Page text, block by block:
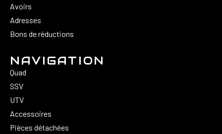
Avoirs
Adresses
Bons de réductions
NAVIGATION
Quad
SSV
UTV
Accessoires
Pièces détachées